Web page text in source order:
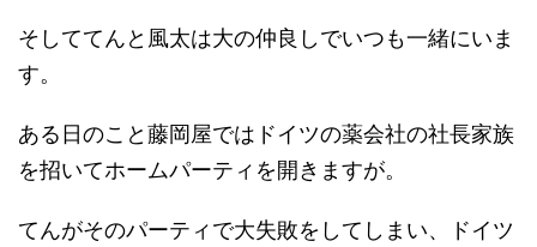
そしててんと風太は大の仲良しでいつも一緒にいま
す。
ある日のこと藤岡屋ではドイツの薬会社の社長家族
を招いてホームパーティを開きますが。
てんがそのパーティで大失敗をしてしまい、ドイツ